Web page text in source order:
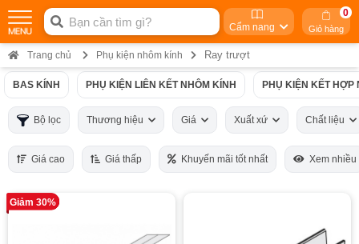
Cẩm nang Giỏ hàng
0
Trang chủ Phụ kiện nhôm kính Ray trượt
BAS KÍNH PHỤ KIỆN LIÊN KẾT NHÔM KÍNH PHỤ KIỆN KẾT HỢP
Bộ lọc Thương hiệu Giá Xuất xứ Chất liệu
Giá cao Giá thấp Khuyến mãi tốt nhất Xem nhiều
Giảm 30%